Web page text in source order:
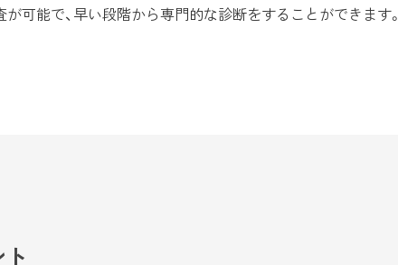
が可能で、早い段階から専門的な診断をすることができます。